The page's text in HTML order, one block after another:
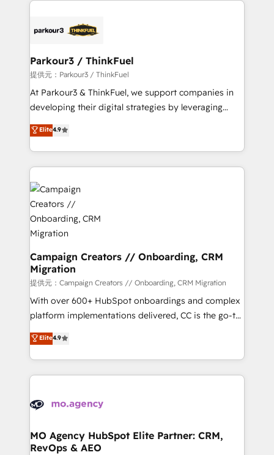
strategies that integrate data-driven marketing,
companies scale faster and smarter. 🔹 BOOMS:
Demand generation for all your buyers With BOOMS,
you invest in 100% of your buyers, accelerating your
growth and positioning yourself as an undisputed
transformation process A methodology designed to
implement HubSpot effectively and optimize your
record of business transformation, our growth-first
approach has helped brands dominate their
markets.
Parkour3 / ThinkFuel
提供元：Parkour3 / ThinkFuel
At Parkour3 & ThinkFuel, we support companies in
developing their digital strategies by leveraging
technologies and automating their marketing and
sales processes to generate growth. Our offer spans
from Strategy to Operations. We specialize in CRM
onboarding and implementation, web design, sales
& marketing automation, and digital marketing. With
extensive experience working with tech companies
and manufacturers since 2002, we are committed to
empowering our clients and developing their
autonomy. Get to grips with HubSpot through
guided implementation and seamless integration of
the CRM platform into your digital ecosystem. Would
you like support in deploying your inbound
marketing strategy? We'll provide support tailored
to your needs and sales objectives. With 125+
Canadian agencies, and we both hold Onboarding
Accreditations. Based in Canada (coast to coast), our
Elite4.9
Campaign Creators // Onboarding, CRM
Migration
提供元：Campaign Creators // Onboarding, CRM Migration
With over 600+ HubSpot onboardings and complex
platform implementations delivered, CC is the go-to
Elite Solutions Partner for businesses ready to
migrate, replatform, and scale smarter. We specialize
in high-impact CRM and CMS migrations and
onboarding from platforms like Salesforce, NetSuite,
WordPress and legacy CRMs, turning fragmented
architectures that accelerate revenue operations and
performance. - Multi-object CRM migration, cleanup,
Elite4.9
MO Agency HubSpot Elite Partner: CRM,
RevOps & AEO